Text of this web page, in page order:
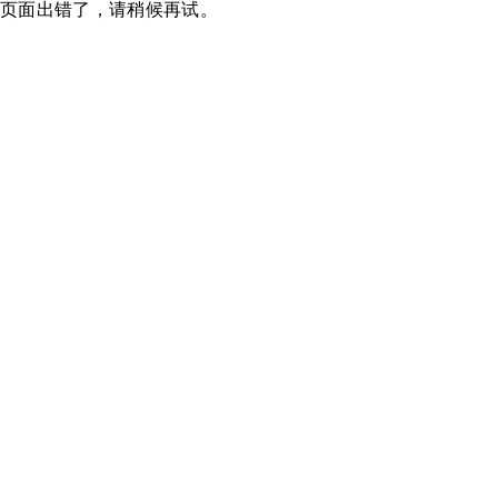
页面出错了，请稍候再试。